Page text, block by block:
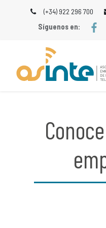
(+34) 922 296 700
Síguenos en: